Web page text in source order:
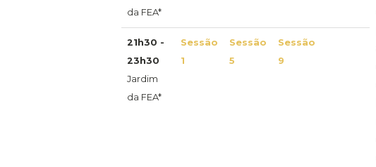
da FEA*
21h30 -
23h30
Jardim
da FEA*
Sessão
1
Sessão
5
Sessão
9